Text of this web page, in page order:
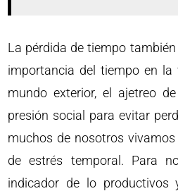
La pérdida de tiempo
importancia del tiempo en la
mundo exterior, el ajetreo
presión social para evitar
muchos de nosotros
de estrés temporal. Para
indicador de lo productivos